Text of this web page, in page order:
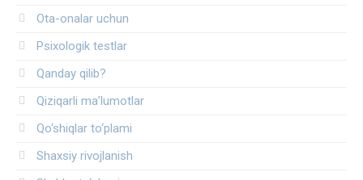
Ota-onalar uchun
Psixologik testlar
Qanday qilib?
Qiziqarli ma’lumotlar
Qo‘shiqlar to‘plami
Shaxsiy rivojlanish